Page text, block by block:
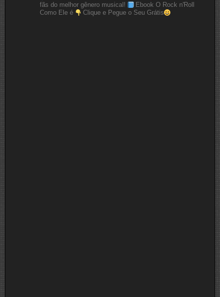
fãs do melhor gênero musical!
Ebook O Rock n'Roll
Como Ele é
Clique e Pegue o Seu Grátis